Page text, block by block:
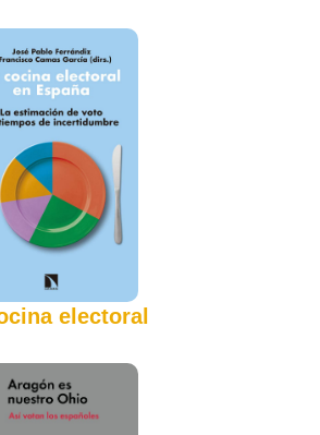
electoral